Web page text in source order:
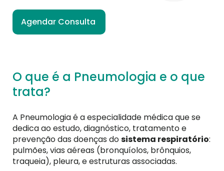
Agendar Consulta
O que é a Pneumologia e o que
trata?
A Pneumologia é a especialidade médica que se
dedica ao estudo, diagnóstico, tratamento e
prevenção das doenças dosistema respiratório:
pulmões, vias aéreas (bronquíolos, brônquios,
traqueia), pleura, e estruturas associadas.